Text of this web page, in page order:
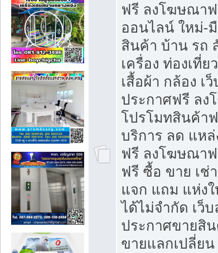
ฟรี ลงโฆษณา
ออนไลน์ ใหม่-
สินค้า บ้าน รถ
เครื่อง ท่องเที่ย
เสื้อผ้า กล้อง เ
ประกาศฟรี ล
โปรโมทสินค้า
บริการ ลด แห
ฟรี ลงโฆษณา
ฟรี ซื้อ ขาย เช่
แจก แถม แห่ง
ได้ไม่จำกัด เว็
ประกาศขายสิ
ขายแลกเปลี่ย